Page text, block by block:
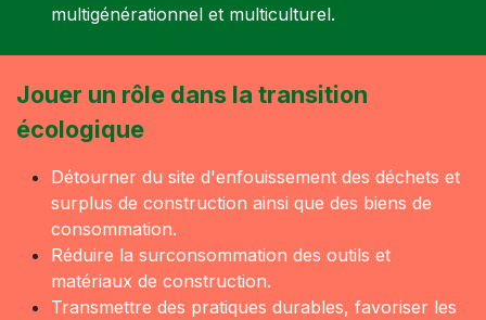
multigénérationnel et multiculturel.
Jouer un rôle dans la transition
écologique
Détourner du site d'enfouissement des déchets et
surplus de construction ainsi que des biens de
consommation.
Réduire la surconsommation des outils et
matériaux de construction.
Transmettre des pratiques durables, favoriser les